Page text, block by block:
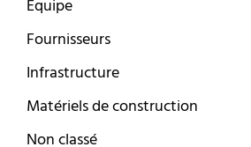
Equipe
Fournisseurs
Infrastructure
Matériels de construction
Non classé